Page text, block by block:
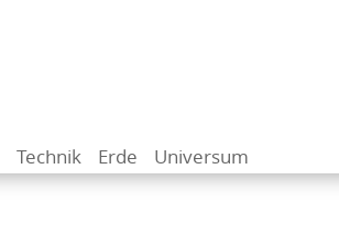
Technik Erde Universum